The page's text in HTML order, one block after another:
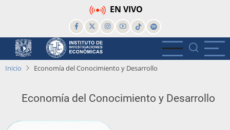
principal
EN VIVO
Inicio Economía del Conocimiento y Desarrollo
Economía del Conocimiento y Desarrollo